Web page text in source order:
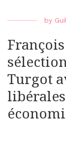
by
Turgot